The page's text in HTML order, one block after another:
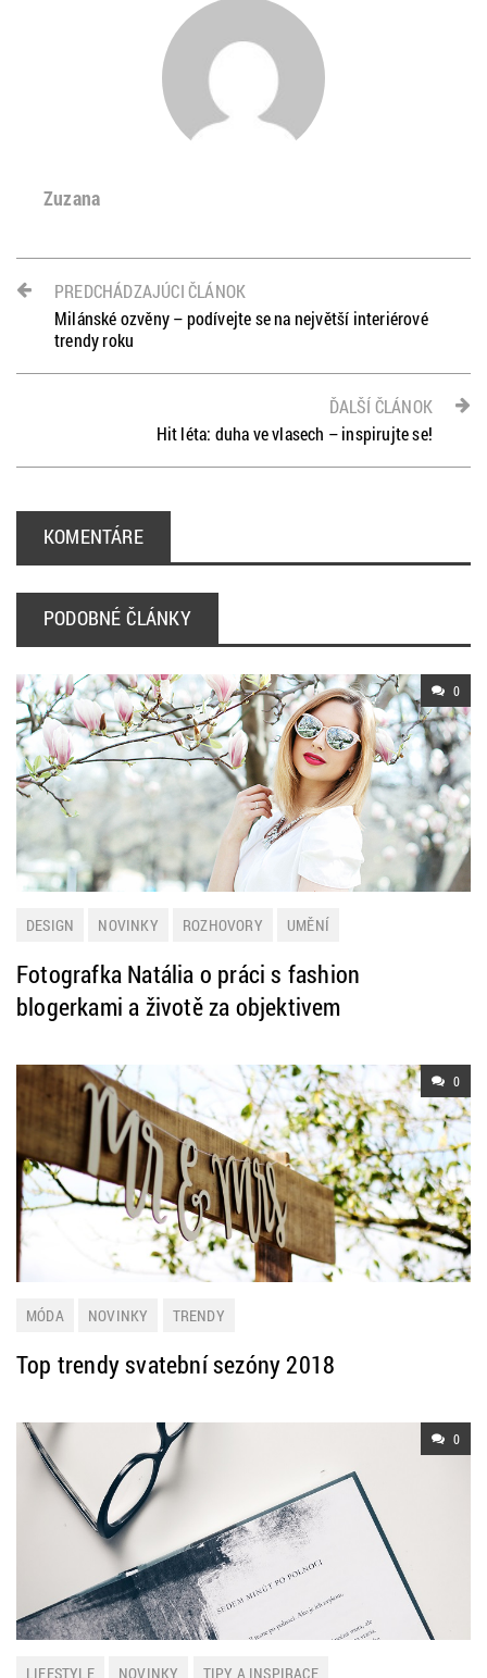
Zuzana
PREDCHÁDZAJÚCI ČLÁNOK
Milánské ozvěny – podívejte se na největší interiérové ​
trendy roku
ĎALŠÍ ČLÁNOK
Hit léta: duha ve vlasech – inspirujte se!
KOMENTÁRE
PODOBNÉ ČLÁNKY
0
DESIGN NOVINKY ROZHOVORY UMĚNÍ
Fotografka Natália o práci s fashion
blogerkami a životě za objektivem
0
MÓDA NOVINKY TRENDY
Top trendy svatební sezóny 2018
0
LIFESTYLE NOVINKY TIPY A INSPIRACE